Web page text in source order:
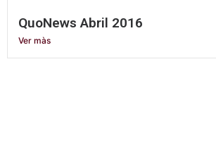
QuoNews Abril 2016
Ver màs